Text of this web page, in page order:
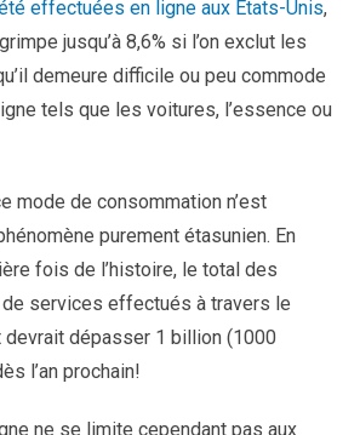
effectuées en ligne aux Etats-Unis,
jusqu’à 8,6% si l’on exclut les
demeure difficile ou peu commode
tels que les voitures, l’essence ou
mode de consommation n’est
purement étasunien. En
fois de l’histoire, le total des
services effectués à travers le
devrait dépasser 1 billion (1000
l’an prochain!
ne se limite cependant pas aux